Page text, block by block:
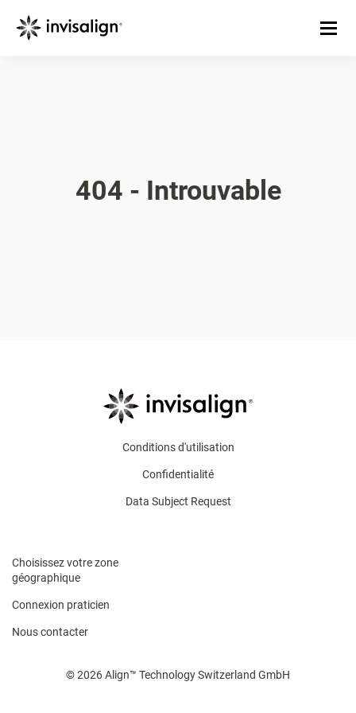
404 - Introuvable
Conditions d'utilisation
Confidentialité
Data Subject Request
Choisissez votre zone
géographique
Connexion praticien
Nous contacter
© 2026 Align™ Technology Switzerland GmbH